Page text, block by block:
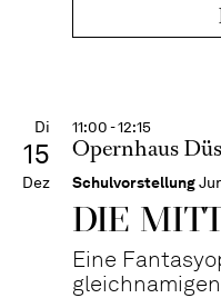
Di
15
Dez
11:00 - 12:15
Opernhaus
Schulvorstellung
DIE
Eine